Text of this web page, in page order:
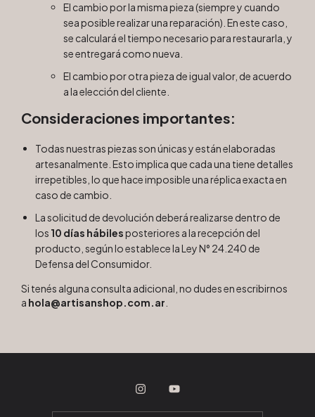
El cambio por la misma pieza (siempre y cuando
sea posible realizar una reparación). En este caso,
se calculará el tiempo necesario para restaurarla, y
se entregará como nueva.
El cambio por otra pieza de igual valor, de acuerdo
a la elección del cliente.
Consideraciones importantes:
Todas nuestras piezas son únicas y están elaboradas
artesanalmente. Esto implica que cada una tiene detalles
irrepetibles, lo que hace imposible una réplica exacta en
caso de cambio.
La solicitud de devolución deberá realizarse dentro de
los 10 días hábilesposteriores a la recepción del
producto, según lo establece la Ley N° 24.240 de
Defensa del Consumidor.
Si tenés alguna consulta adicional, no dudes en escribirnos
a hola@artisanshop.com.ar